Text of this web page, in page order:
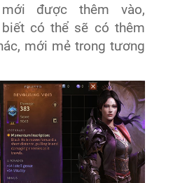
được thêm vào,
biết có thể sẽ có thêm
mới mẻ trong tương